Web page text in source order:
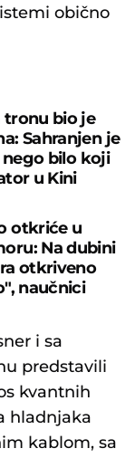
obično
tronu bio je
Sahranjen je
nego bilo koji
u Kini
otkriće u
Na dubini
otkriveno
naučnici
i sa
predstavili
kvantnih
hladnjaka
kablom, sa